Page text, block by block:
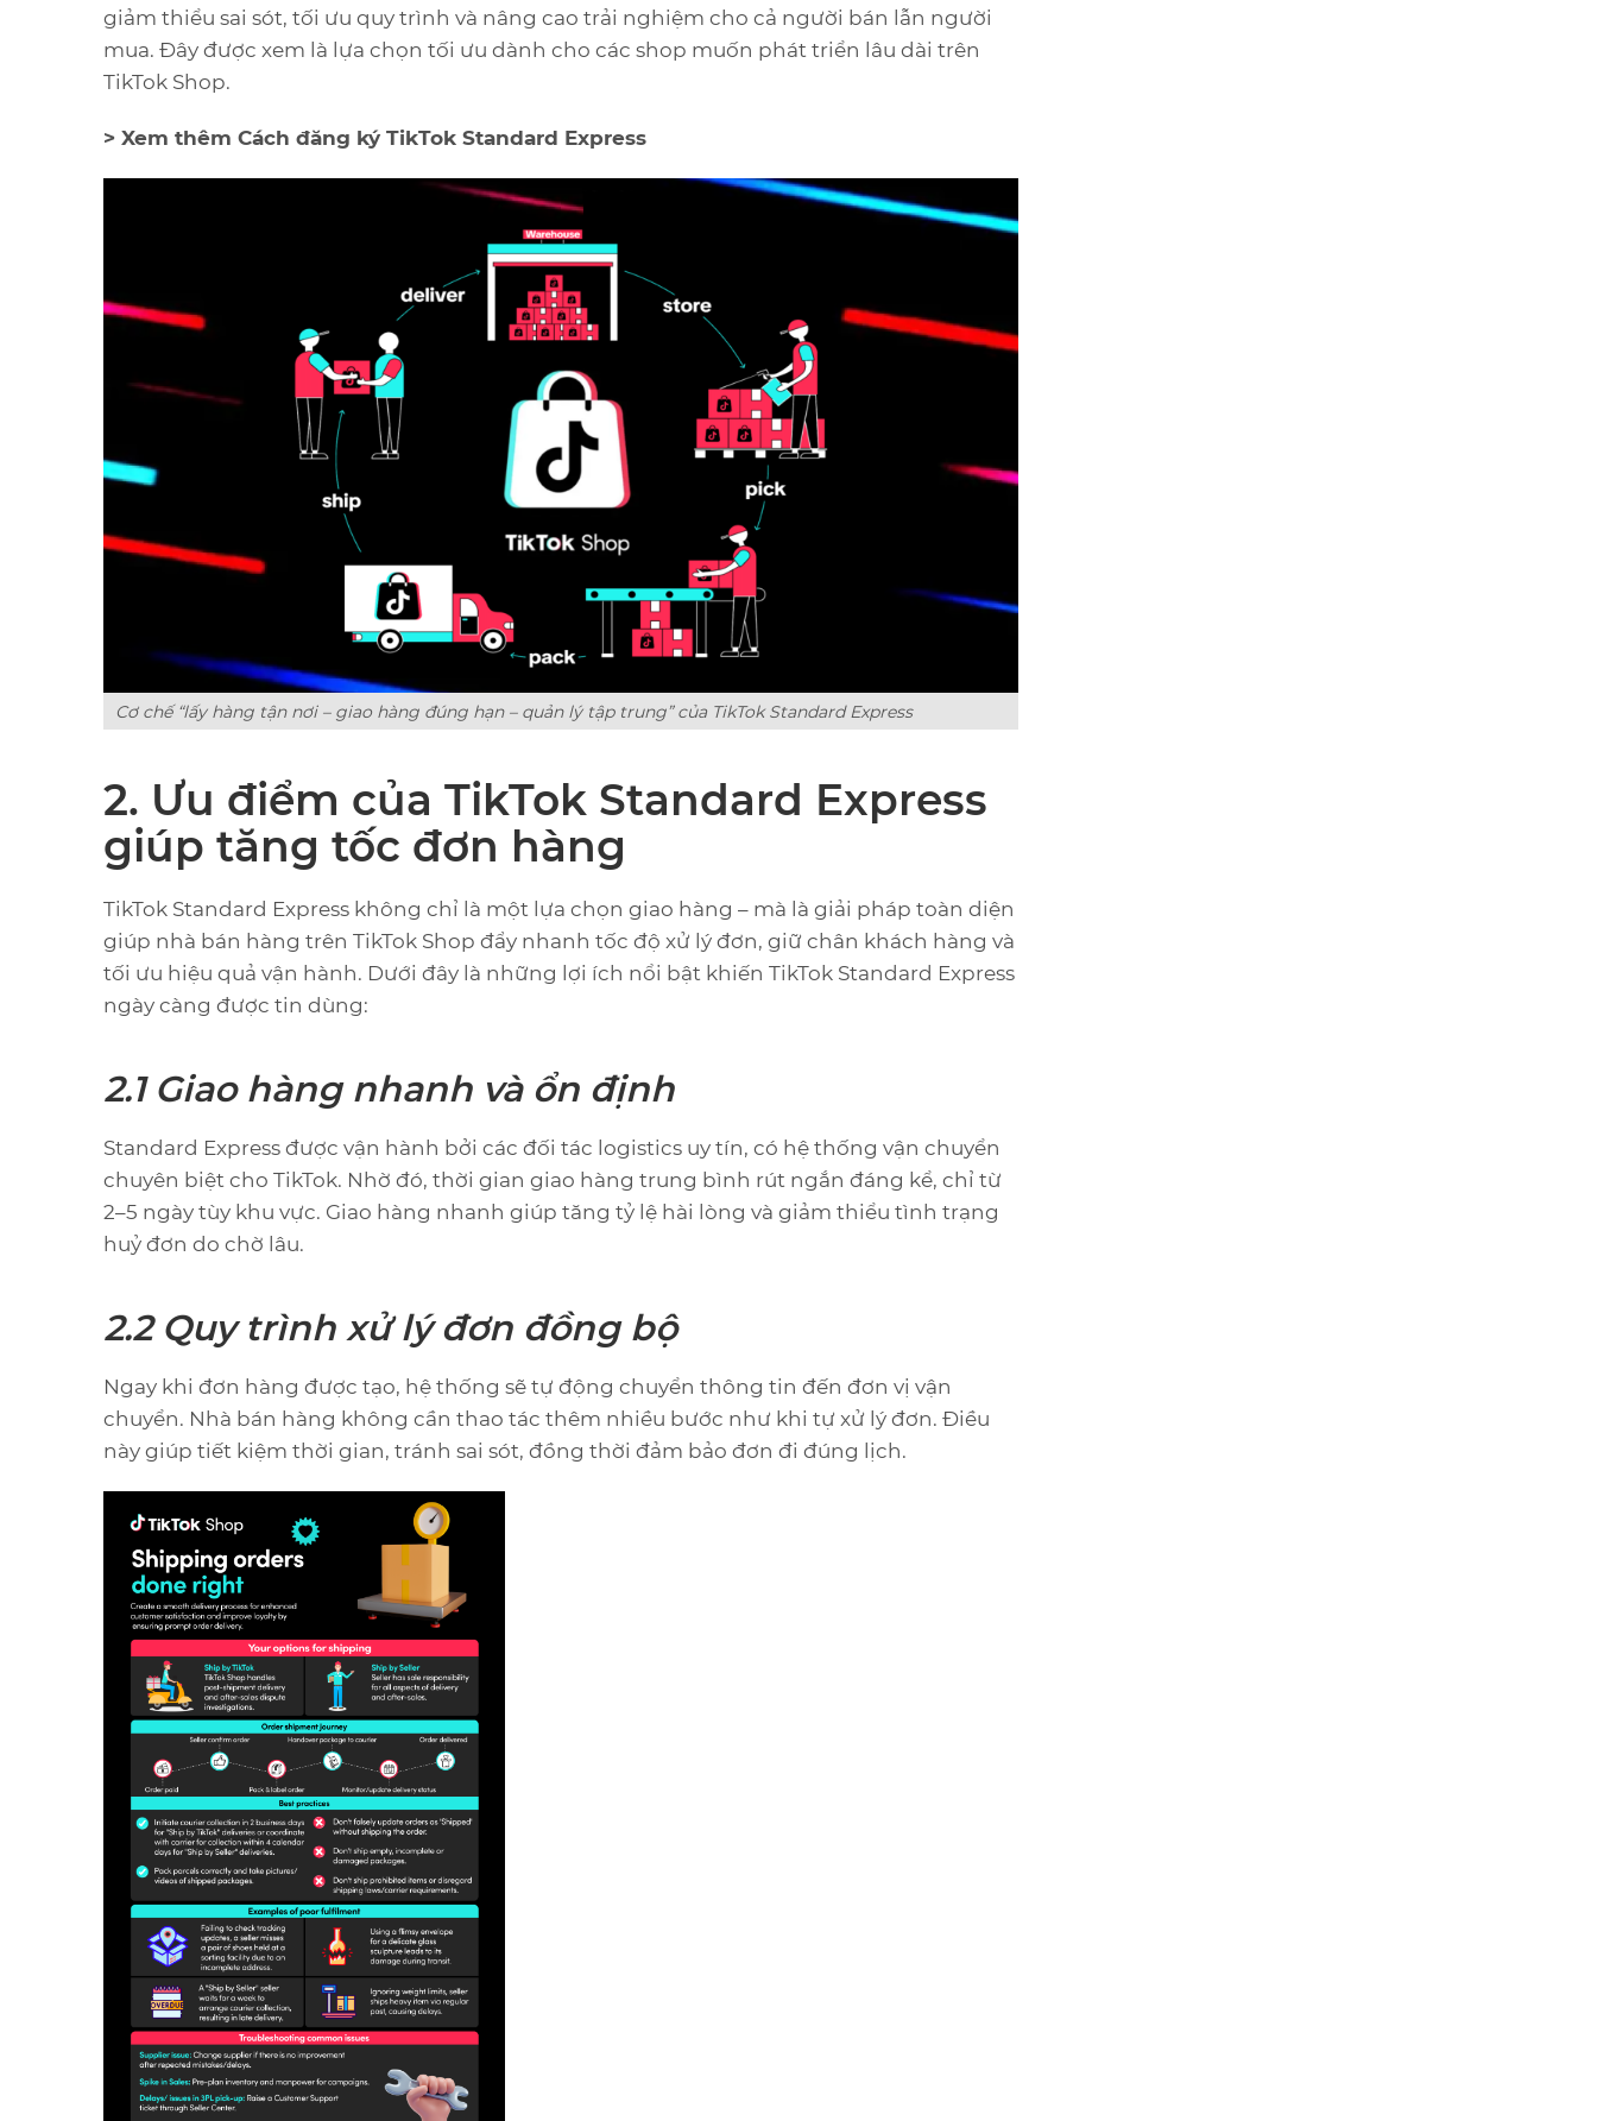
giảm thiểu sai sót, tối ưu quy trình và nâng cao trải nghiệm cho cả người bán lẫn người
mua. Đây được xem là lựa chọn tối ưu dành cho các shop muốn phát triển lâu dài trên
TikTok Shop.
> Xem thêm Cách đăng ký TikTok Standard Express
Cơ chế “lấy hàng tận nơi – giao hàng đúng hạn – quản lý tập trung” của TikTok Standard Express
2. Ưu điểm của TikTok Standard Express
giúp tăng tốc đơn hàng
TikTok Standard Express không chỉ là một lựa chọn giao hàng – mà là giải pháp toàn diện
giúp nhà bán hàng trên TikTok Shop đẩy nhanh tốc độ xử lý đơn, giữ chân khách hàng và
tối ưu hiệu quả vận hành. Dưới đây là những lợi ích nổi bật khiến TikTok Standard Express
ngày càng được tin dùng:
2.1 Giao hàng nhanh và ổn định
Standard Express được vận hành bởi các đối tác logistics uy tín, có hệ thống vận chuyển
chuyên biệt cho TikTok. Nhờ đó, thời gian giao hàng trung bình rút ngắn đáng kể, chỉ từ
2–5 ngày tùy khu vực. Giao hàng nhanh giúp tăng tỷ lệ hài lòng và giảm thiểu tình trạng
huỷ đơn do chờ lâu.
2.2 Quy trình xử lý đơn đồng bộ
Ngay khi đơn hàng được tạo, hệ thống sẽ tự động chuyển thông tin đến đơn vị vận
chuyển. Nhà bán hàng không cần thao tác thêm nhiều bước như khi tự xử lý đơn. Điều
này giúp tiết kiệm thời gian, tránh sai sót, đồng thời đảm bảo đơn đi đúng lịch.